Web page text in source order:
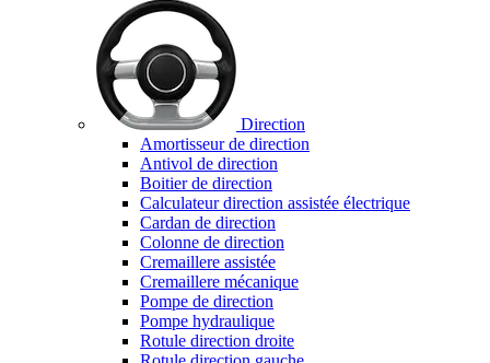
Direction
Amortisseur de direction
Antivol de direction
Boitier de direction
Calculateur direction assistée électrique
Cardan de direction
Colonne de direction
Cremaillere assistée
Cremaillere mécanique
Pompe de direction
Pompe hydraulique
Rotule direction droite